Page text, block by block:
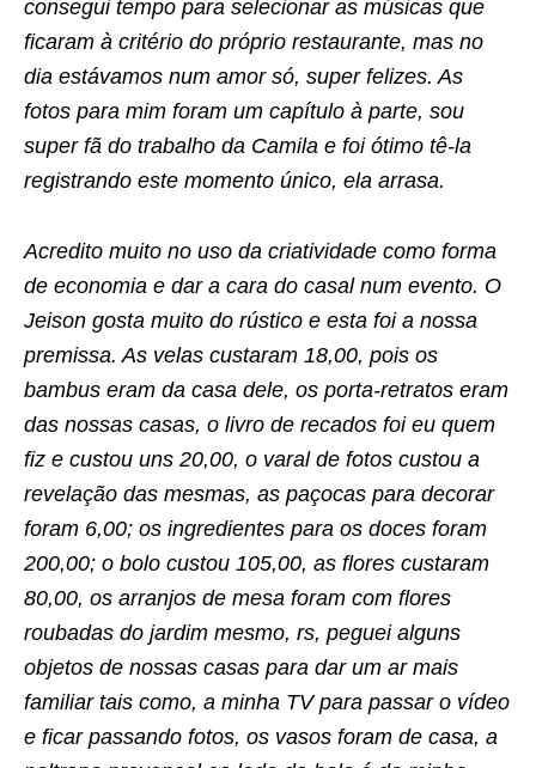
consegui tempo para selecionar as músicas que
ficaram à critério do próprio restaurante, mas no
dia estávamos num amor só, super felizes. As
fotos para mim foram um capítulo à parte, sou
super fã do trabalho da Camila e foi ótimo tê-la
registrando este momento único, ela arrasa.
Acredito muito no uso da criatividade como forma
de economia e dar a cara do casal num evento. O
Jeison gosta muito do rústico e esta foi a nossa
premissa. As velas custaram 18,00, pois os
bambus eram da casa dele, os porta-retratos eram
das nossas casas, o livro de recados foi eu quem
fiz e custou uns 20,00, o varal de fotos custou a
revelação das mesmas, as paçocas para decorar
foram 6,00; os ingredientes para os doces foram
200,00; o bolo custou 105,00, as flores custaram
80,00, os arranjos de mesa foram com flores
roubadas do jardim mesmo, rs, peguei alguns
objetos de nossas casas para dar um ar mais
familiar tais como, a minha TV para passar o vídeo
e ficar passando fotos, os vasos foram de casa, a